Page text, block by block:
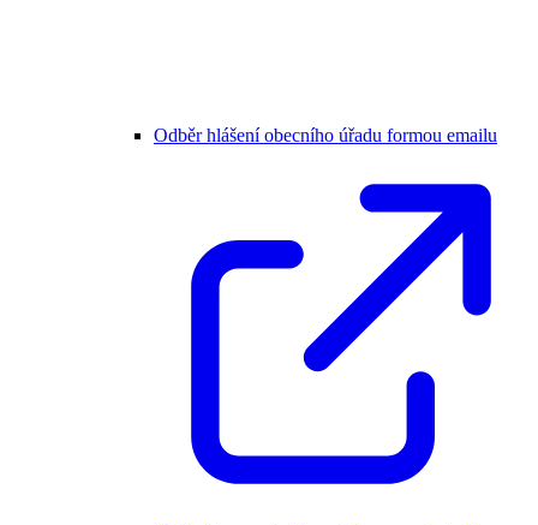
Odběr hlášení obecního úřadu formou emailu